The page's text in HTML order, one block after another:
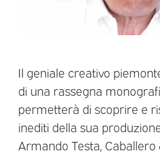
Il geniale creativo
di una rassegna
permetterà di scoprire e
inediti della sua
Armando Testa, Caballero